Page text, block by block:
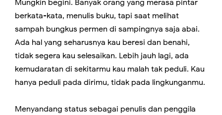
Mungkin begini. Banyak orang yang merasa pintar
berkata-kata, menulis buku, tapi saat melihat
sampah bungkus permen di sampingnya saja abai.
Ada hal yang seharusnya kau beresi dan benahi,
tidak segera kau selesaikan. Lebih jauh lagi, ada
kemudaratan di sekitarmu kau malah tak peduli. Kau
hanya peduli pada dirimu, tidak pada lingkunganmu.
Menyandang status sebagai penulis dan penggila